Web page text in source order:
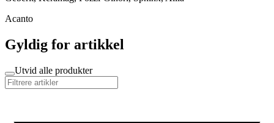
Acanto
Gyldig for artikkel
Utvid alle produkter